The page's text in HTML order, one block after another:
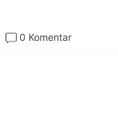
0 Komentar